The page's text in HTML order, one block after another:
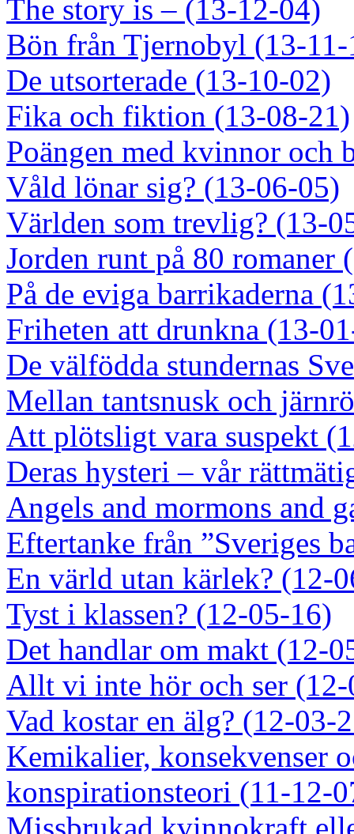
The story is – (13-12-04)
Bön från Tjernobyl (13-
De utsorterade (13-10-02)
Fika och fiktion (13-08-21)
Poängen med kvinnor och
Våld lönar sig? (13-06-05)
Världen som trevlig? (13-
Jorden runt på 80 romaner
På de eviga barrikaderna
Friheten att drunkna (13-
De välfödda stundernas
Mellan tantsnusk och
Att plötsligt vara suspekt
Deras hysteri – vår
Angels and mormons and
Eftertanke från ”Sveriges
En värld utan kärlek? (12-
Tyst i klassen? (12-05-16)
Det handlar om makt (12-
Allt vi inte hör och ser
Vad kostar en älg? (12-03-
Kemikalier, konsekvenser
konspirationsteori (11-12-
Missbrukad kvinnokraft